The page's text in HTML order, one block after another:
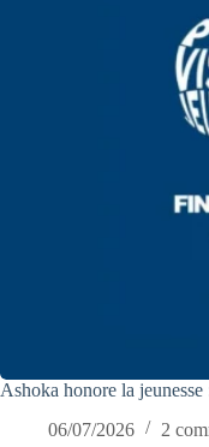
Ashoka honore la
06/07/2026
2